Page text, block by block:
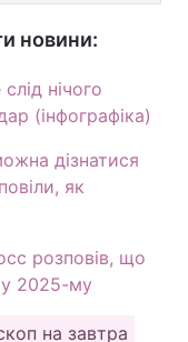
новини:
нічого
(інфографіка)
дізнатися
як
розповів, що
у 2025-му
на завтра